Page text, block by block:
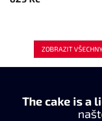
ZOBRAZIT
The cake is a